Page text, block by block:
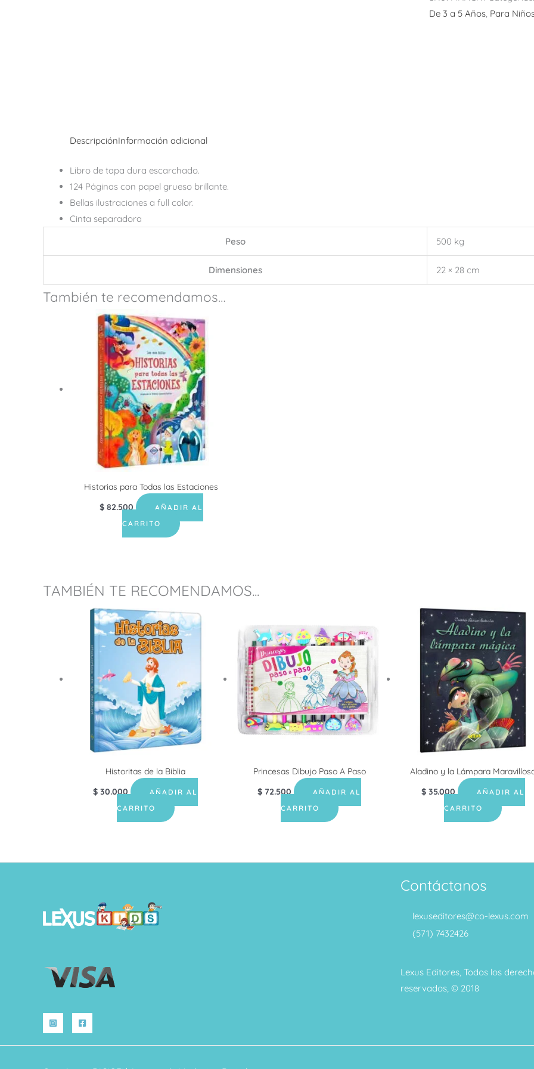
De 3 a 5 Años Para
DescripciónInformación adicional
Libro de tapa dura escarchado.
124 Páginas con papel grueso brillante.
Bellas ilustraciones a full color.
Cinta separadora
Peso
500 kg
Dimensiones 22 × 28 cm
También te recomendamos…
Historias para Todas las Estaciones
$82.500
AÑADIR AL
CARRITO
TAMBIÉN TE RECOMENDAMOS...
Historitas de la Biblia
$ 30.000
AÑADIR AL
CARRITO
Princesas Dibujo Paso A Paso
$ 72.500
AÑADIR AL
CARRITO
Aladino y la Lámpara
$35.000
AÑADIR AL
CARRITO
Contáctanos
lexuseditores@co-lexus.com
(571) 7432426
Lexus Editores, Todos los
reservados, © 2018